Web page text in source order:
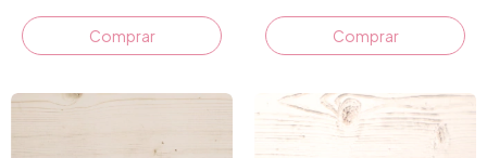
Comprar Comprar